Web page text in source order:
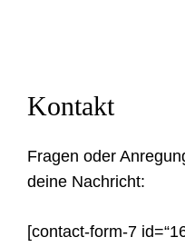
Kontakt
Fragen oder
deine Nachricht:
[contact-form-7